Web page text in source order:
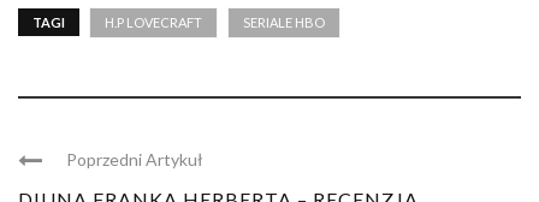
TAGI H.P LOVECRAFT SERIALE HBO
Poprzedni Artykuł